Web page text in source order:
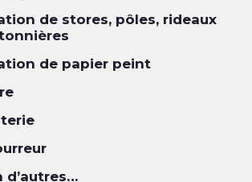
de stores, pôles, rideaux
de papier peint
d’autres…